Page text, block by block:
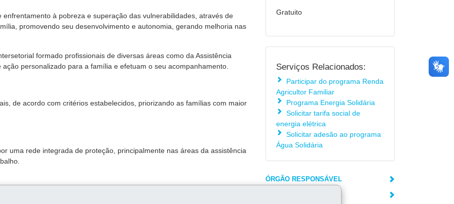
à pobreza e superação das vulnerabilidades, através de
promovendo seu desenvolvimento e autonomia, gerando melhoria nas
formado profissionais de diversas áreas como da Assistência
personalizado para a família e efetuam o seu acompanhamento.
de acordo com critérios estabelecidos, priorizando as famílias com maior
uma rede integrada de proteção, principalmente nas áreas da assistência
Gratuito
Serviços Relacionados:
Participar do programa Renda
Agricultor Familiar
Programa Energia Solidária
Solicitar tarifa social de
energia elétrica
Solicitar adesão ao programa
Água Solidária
ÓRGÃO RESPONSÁVEL